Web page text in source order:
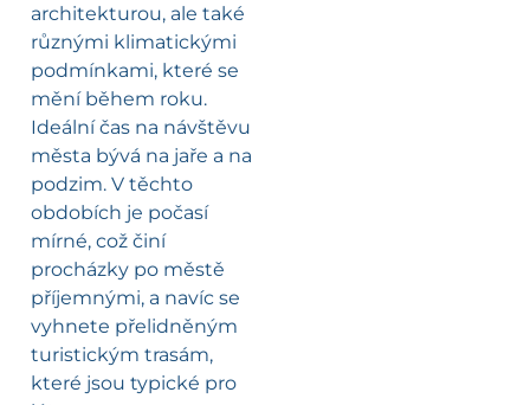
architekturou, ale také
různými klimatickými
podmínkami, které se
mění během roku.
Ideální čas na návštěvu
města bývá na jaře a na
podzim. V těchto
obdobích je počasí
mírné, což činí
procházky po městě
příjemnými, a navíc se
vyhnete přelidněným
turistickým trasám,
které jsou typické pro